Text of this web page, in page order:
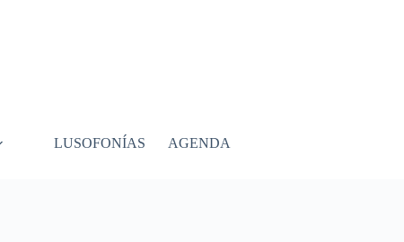
LUSOFONÍAS AGENDA